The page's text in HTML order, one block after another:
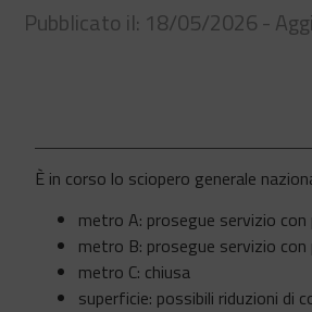
Pubblicato il: 18/05/2026 -
È in corso lo sciopero generale
metro A: prosegue servizio
metro B: prosegue servizio
metro C: chiusa
superficie: possibili riduzioni di